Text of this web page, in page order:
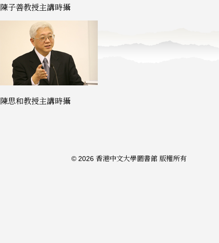
陳子善教授主講時攝
陳思和教授主講時攝
© 2026 香港中文大學圖書館 版權所有